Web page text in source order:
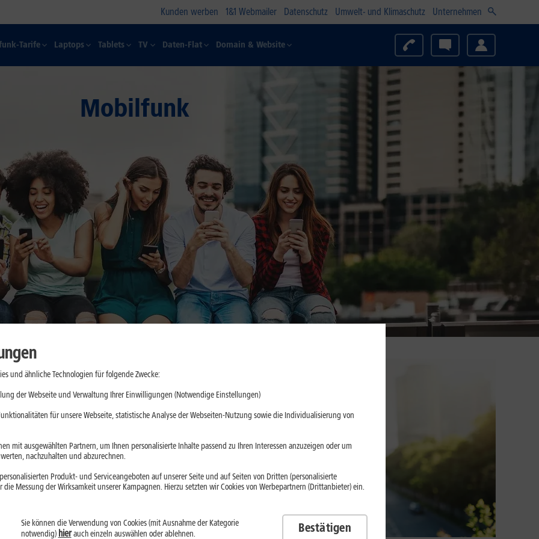
Kunden werben 1&1 Webmailer Datenschutz Umwelt- und Klimaschutz Unternehmen
Tarife Laptops Tablets TV Daten-Flat Domain & Website
Mobilfunk
Updates
belasten. Mit
kannst Du
und ähnliche Technologien für folgende Zwecke:
der Webseite und Verwaltung Ihrer Einwilligungen (Notwendige Einstellungen)
für unsere Webseite, statistische Analyse der Webseiten-Nutzung sowie die Individualisierung von
mit ausgewählten Partnern, um Ihnen personalisierte Inhalte passend zu Ihren Interessen anzuzeigen oder um
nachzuhalten und abzurechnen.
Produkt- und Serviceangeboten auf unserer Seite und auf Seiten von Dritten (personalisierte
Messung der Wirksamkeit unserer Kampagnen. Hierzu setzten wir Cookies von Werbepartnern (Drittanbieter) ein.
Sie können die Verwendung von Cookies (mit Ausnahme der Kategorie
notwendig) hierauch einzeln auswählen oder ablehnen. Bestätigen